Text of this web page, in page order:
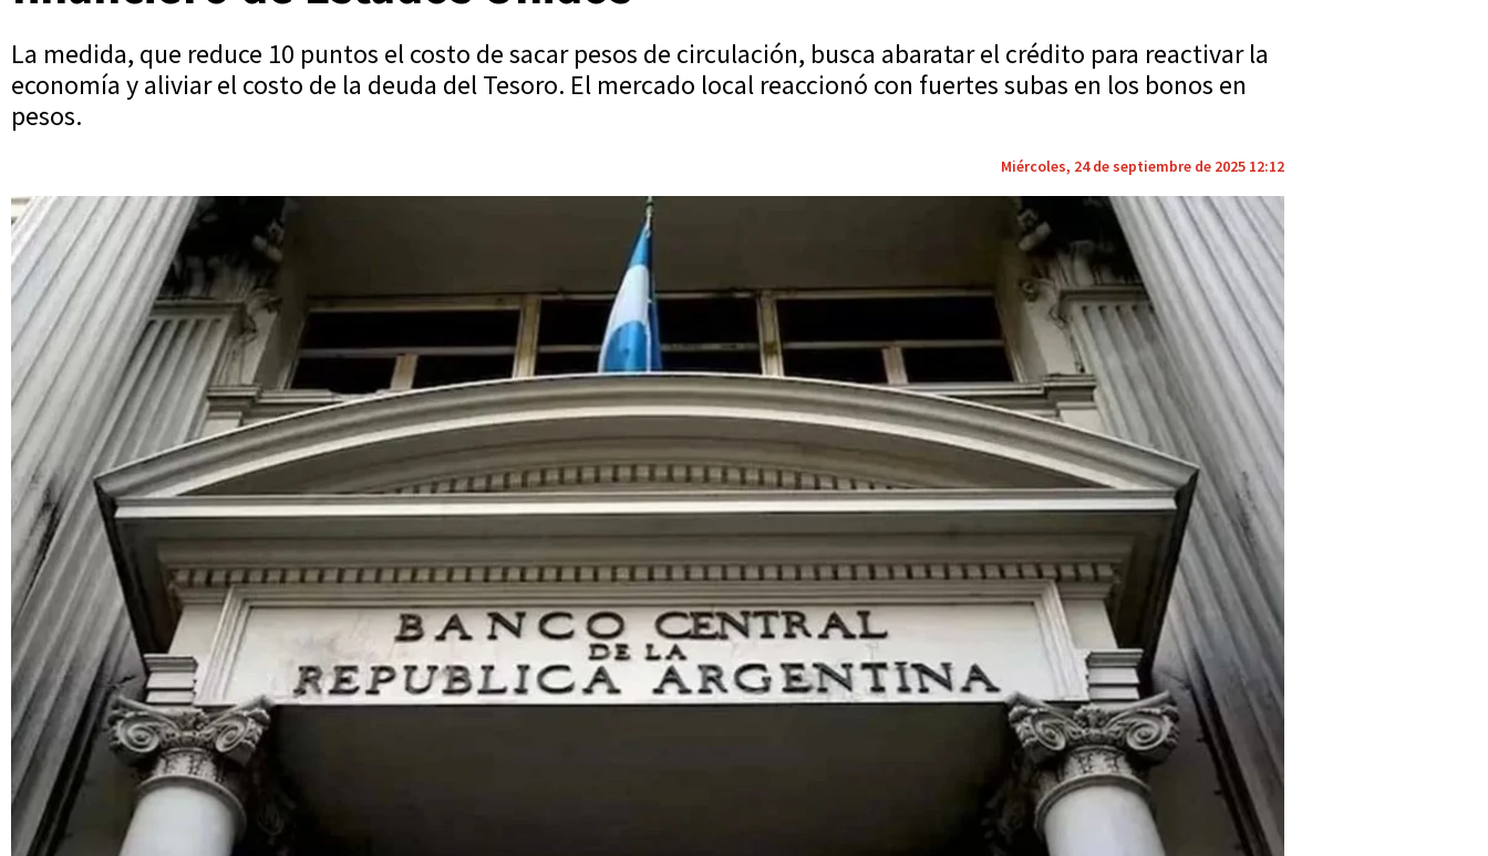
La medida, que reduce 10 puntos el costo de sacar pesos de circulación, busca abaratar el crédito para reactivar la
economía y aliviar el costo de la deuda del Tesoro. El mercado local reaccionó con fuertes subas en los bonos en
pesos.
Miércoles, 24 de septiembre de 2025 12:12